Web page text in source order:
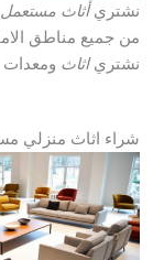
نشتريأثاث مستعمل
من جميع مناطق
نشترياثاث
شراء اثاث منزلي